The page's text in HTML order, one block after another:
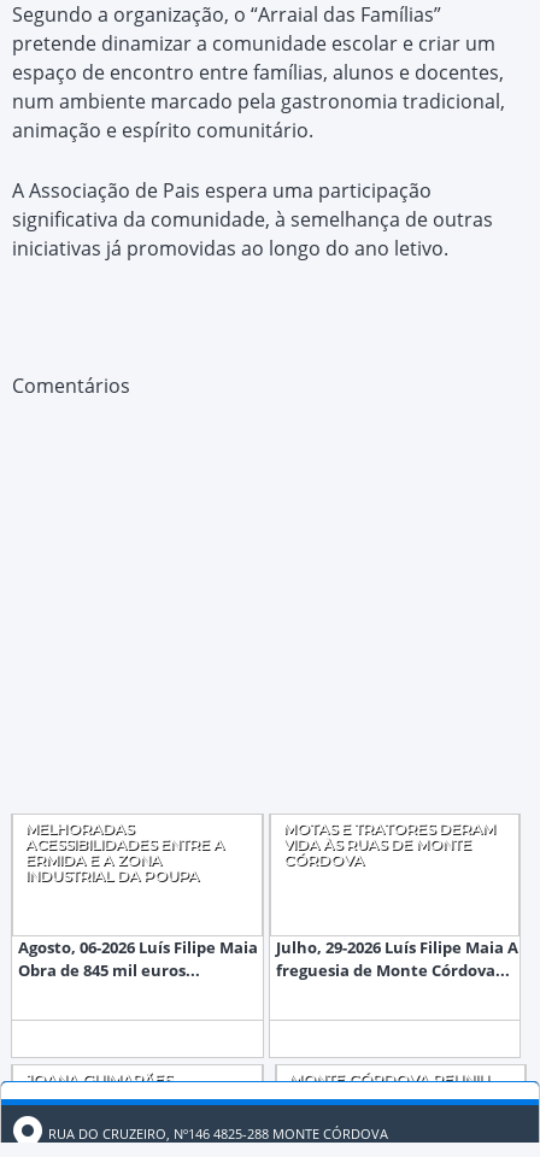
Segundo a organização, o “Arraial das Famílias”
pretende dinamizar a comunidade escolar e criar um
espaço de encontro entre famílias, alunos e docentes,
num ambiente marcado pela gastronomia tradicional,
animação e espírito comunitário.
A Associação de Pais espera uma participação
significativa da comunidade, à semelhança de outras
iniciativas já promovidas ao longo do ano letivo.
Comentários
MELHORADAS
ACESSIBILIDADES ENTRE A
ERMIDA E A ZONA
INDUSTRIAL DA POUPA
Agosto, 06-2026 Luís Filipe Maia
Obra de 845 mil euros...
MOTAS E TRATORES DERAM
VIDA ÀS RUAS DE MONTE
CÓRDOVA
Julho, 29-2026 Luís Filipe Maia A
freguesia de Monte Córdova...
JOANA GUIMARÃES
COORDENADORA
CONCELHIA DO CHEGA EM
SANTO TIRSO
MONTE CÓRDOVA REUNIU
PASSEIO A MONÇÃO
RUA DO CRUZEIRO, Nº146 4825-288 MONTE CÓRDOVA